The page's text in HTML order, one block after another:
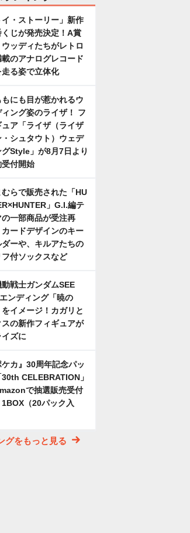
イ・ストーリー」新作
くじが発売決定！A賞
ウッディたちがレトロ
のアナログレコード
走る姿で立体化
にも目が惹かれるウ
ィング姿のライザ！ フ
ュア「ライザ（ライザ
・シュタウト）ウェデ
グStyle」が8月7日より
受付開始
むらで販売された「HU
」G.I.編テ
の一部商品が受注再
カードデザインのキー
ダーや、キルアたちの
フ付ソックスなど
動戦士ガンダムSEE
ンディング「暁の
イメージ！カガリと
スの新作フィギュアが
イズに
ケカ』30周年記念パッ
30th CELEBRATION」
で抽選販売受付
（20パック入
グをもっと見る